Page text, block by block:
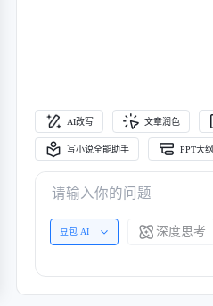
AI改写 文章润色
写小说全能助手 PPT大纲
豆包 AI 深度思考